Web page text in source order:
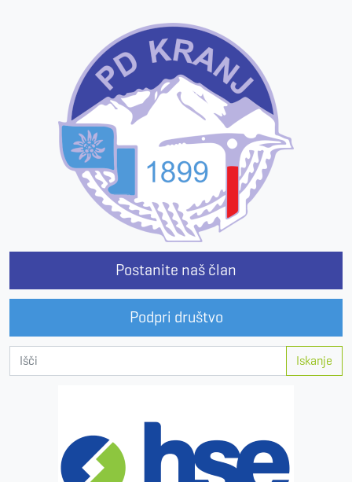
Postanite naš član
Podpri društvo
Iskanje